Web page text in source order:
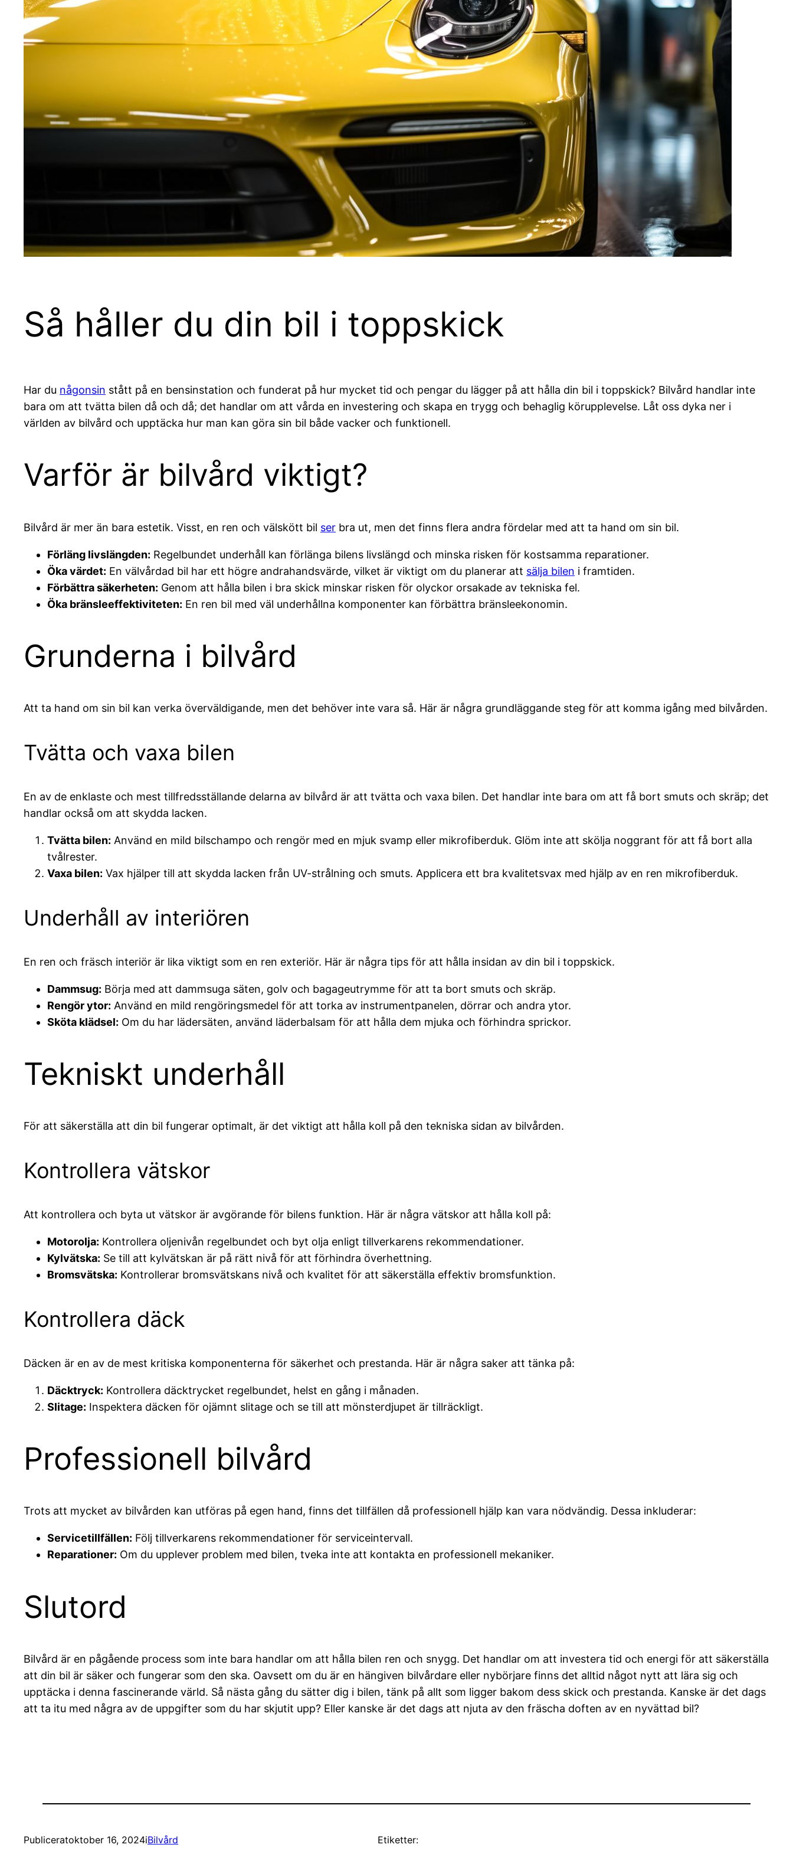
Så håller du din bil i toppskick
Har du någonsin stått på en bensinstation och funderat på hur mycket tid och pengar du lägger på att hålla din bil i toppskick? Bilvård handlar inte
bara om att tvätta bilen då och då; det handlar om att vårda en investering och skapa en trygg och behaglig körupplevelse. Låt oss dyka ner i
världen av bilvård och upptäcka hur man kan göra sin bil både vacker och funktionell.
Varför är bilvård viktigt?
Bilvård är mer än bara estetik. Visst, en ren och välskött bil ser bra ut, men det finns flera andra fördelar med att ta hand om sin bil.
Förläng livslängden: Regelbundet underhåll kan förlänga bilens livslängd och minska risken för kostsamma reparationer.
Öka värdet: En välvårdad bil har ett högre andrahandsvärde, vilket är viktigt om du planerar att sälja bilen i framtiden.
Förbättra säkerheten: Genom att hålla bilen i bra skick minskar risken för olyckor orsakade av tekniska fel.
Öka bränsleeffektiviteten: En ren bil med väl underhållna komponenter kan förbättra bränsleekonomin.
Grunderna i bilvård
Att ta hand om sin bil kan verka överväldigande, men det behöver inte vara så. Här är några grundläggande steg för att komma igång med bilvården.
Tvätta och vaxa bilen
En av de enklaste och mest tillfredsställande delarna av bilvård är att tvätta och vaxa bilen. Det handlar inte bara om att få bort smuts och skräp; det
handlar också om att skydda lacken.
Tvätta bilen: Använd en mild bilschampo och rengör med en mjuk svamp eller mikrofiberduk. Glöm inte att skölja noggrant för att få bort alla
tvålrester.
Vaxa bilen: Vax hjälper till att skydda lacken från UV-strålning och smuts. Applicera ett bra kvalitetsvax med hjälp av en ren mikrofiberduk.
Underhåll av interiören
En ren och fräsch interiör är lika viktigt som en ren exteriör. Här är några tips för att hålla insidan av din bil i toppskick.
Dammsug: Börja med att dammsuga säten, golv och bagageutrymme för att ta bort smuts och skräp.
Rengör ytor: Använd en mild rengöringsmedel för att torka av instrumentpanelen, dörrar och andra ytor.
Sköta klädsel: Om du har lädersäten, använd läderbalsam för att hålla dem mjuka och förhindra sprickor.
Tekniskt underhåll
För att säkerställa att din bil fungerar optimalt, är det viktigt att hålla koll på den tekniska sidan av bilvården.
Kontrollera vätskor
Att kontrollera och byta ut vätskor är avgörande för bilens funktion. Här är några vätskor att hålla koll på:
Motorolja: Kontrollera oljenivån regelbundet och byt olja enligt tillverkarens rekommendationer.
Kylvätska: Se till att kylvätskan är på rätt nivå för att förhindra överhettning.
Bromsvätska: Kontrollerar bromsvätskans nivå och kvalitet för att säkerställa effektiv bromsfunktion.
Kontrollera däck
Däcken är en av de mest kritiska komponenterna för säkerhet och prestanda. Här är några saker att tänka på:
Däcktryck: Kontrollera däcktrycket regelbundet, helst en gång i månaden.
Slitage: Inspektera däcken för ojämnt slitage och se till att mönsterdjupet är tillräckligt.
Professionell bilvård
Trots att mycket av bilvården kan utföras på egen hand, finns det tillfällen då professionell hjälp kan vara nödvändig. Dessa inkluderar:
Servicetillfällen: Följ tillverkarens rekommendationer för serviceintervall.
Reparationer: Om du upplever problem med bilen, tveka inte att kontakta en professionell mekaniker.
Slutord
Bilvård är en pågående process som inte bara handlar om att hålla bilen ren och snygg. Det handlar om att investera tid och energi för att säkerställa
att din bil är säker och fungerar som den ska. Oavsett om du är en hängiven bilvårdare eller nybörjare finns det alltid något nytt att lära sig och
upptäcka i denna fascinerande värld. Så nästa gång du sätter dig i bilen, tänk på allt som ligger bakom dess skick och prestanda. Kanske är det dags
att ta itu med några av de uppgifter som du har skjutit upp? Eller kanske är det dags att njuta av den fräscha doften av en nyvättad bil?
Publiceratoktober 16, 2024iBilvård Etiketter: